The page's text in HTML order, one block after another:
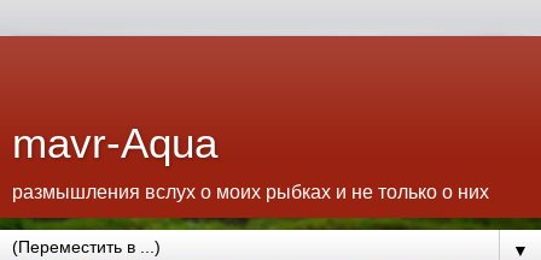
mavr-Aqua
размышления вслух о моих рыбках и не только о них
▼